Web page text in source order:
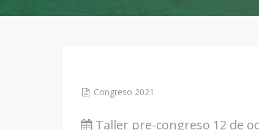
Congreso 2021
Taller pre-congreso 12 de